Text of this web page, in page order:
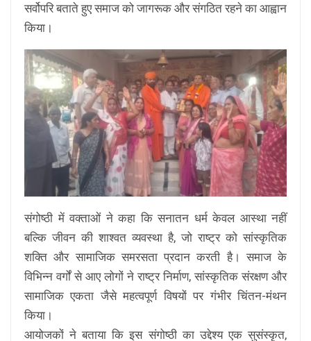
सर्वोपरि बताते हुए समाज को जागरूक और संगठित रहने का आह्वान
किया।
संगोष्ठी में वक्ताओं ने कहा कि सनातन धर्म केवल आस्था नहीं
बल्कि जीवन की शाश्वत व्यवस्था है, जो राष्ट्र को सांस्कृतिक
शक्ति और सामाजिक समरसता प्रदान करती है। समाज के
विभिन्न वर्गों से आए लोगों ने राष्ट्र निर्माण, सांस्कृतिक संरक्षण और
सामाजिक एकता जैसे महत्वपूर्ण विषयों पर गंभीर चिंतन-मंथन
किया।
आयोजकों ने बताया कि इस संगोष्ठी का उद्देश्य एक सुसंस्कृत,